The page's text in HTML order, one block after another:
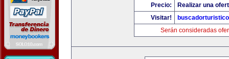
Precio:
Realizar una
Visitar!
Serán consideradas